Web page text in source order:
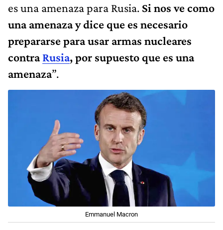
es una amenaza para Rusia. Si nos ve como
una amenaza y dice que es necesario
prepararse para usar armas nucleares
contraRusia, por supuesto que es una
amenaza”.
Emmanuel Macron